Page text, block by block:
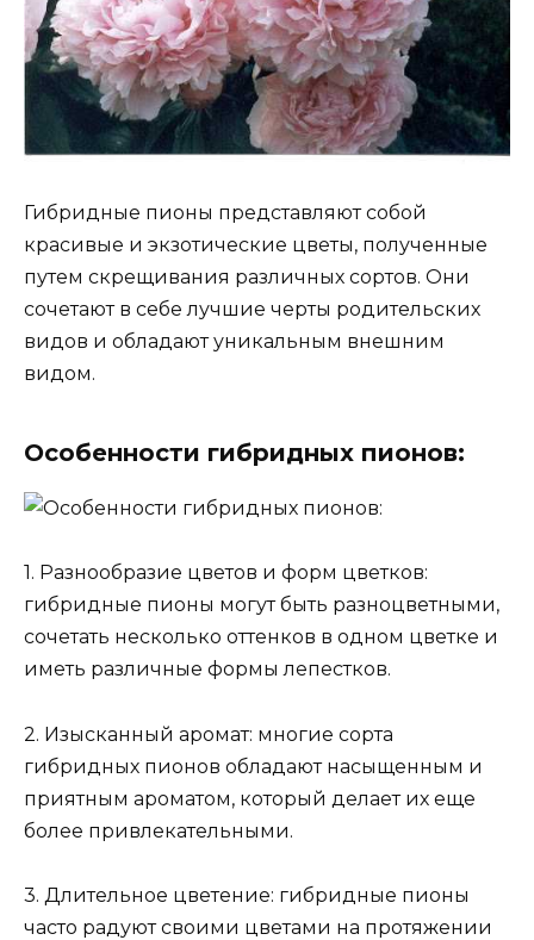
Гибридные пионы представляют собой
красивые и экзотические цветы, полученные
путем скрещивания различных сортов. Они
сочетают в себе лучшие черты родительских
видов и обладают уникальным внешним
видом.
Особенности гибридных пионов:
1. Разнообразие цветов и форм цветков:
гибридные пионы могут быть разноцветными,
сочетать несколько оттенков в одном цветке и
иметь различные формы лепестков.
2. Изысканный аромат: многие сорта
гибридных пионов обладают насыщенным и
приятным ароматом, который делает их еще
более привлекательными.
3. Длительное цветение: гибридные пионы
часто радуют своими цветами на протяжении